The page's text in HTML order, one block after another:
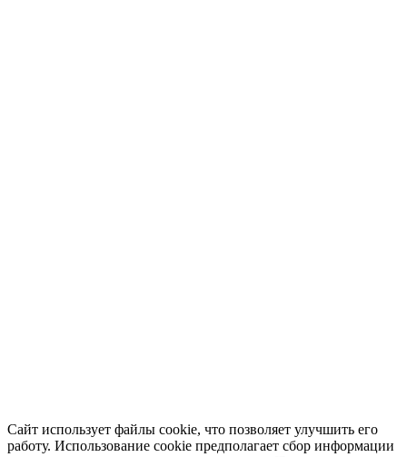
Сайт использует файлы cookie, что позволяет улучшить его
работу. Использование cookie предполагает сбор информации